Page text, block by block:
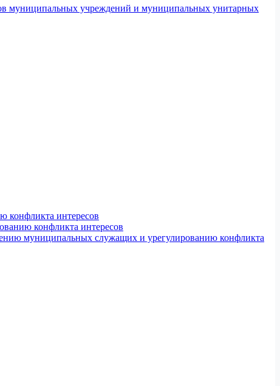
муниципальных учреждений и муниципальных унитарных
конфликта интересов
конфликта интересов
муниципальных служащих и урегулированию конфликта